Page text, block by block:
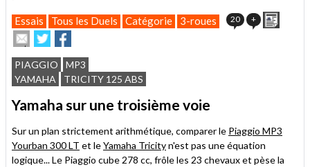
Essais Tous les Duels Catégorie 3-roues 20 +
Envoyer
cet
article
à
un
Partager
sur
Twitter
sur
Facebook
PIAGGIO
MP3
YAMAHA
TRICITY 125 ABS
Yamaha sur une troisième voie
Sur un plan strictement arithmétique, comparer le Piaggio MP3
Yourban 300 LT et leYamaha Tricityn'est pas une équation
logique... Le Piaggio cube 278 cc, frôle les 23 chevaux et pèse la